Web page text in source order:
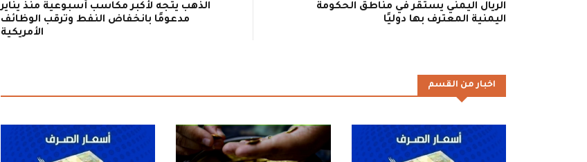
الريال اليمني يستقر في مناطق الحكومة
اليمنية المعترف بها دوليًا
الذهب يتجه لأكبر مكاسب أسبوعية منذ يناير
مدعومًا بانخفاض النفط وترقب الوظائف
الأمريكية
اخبار من القسم